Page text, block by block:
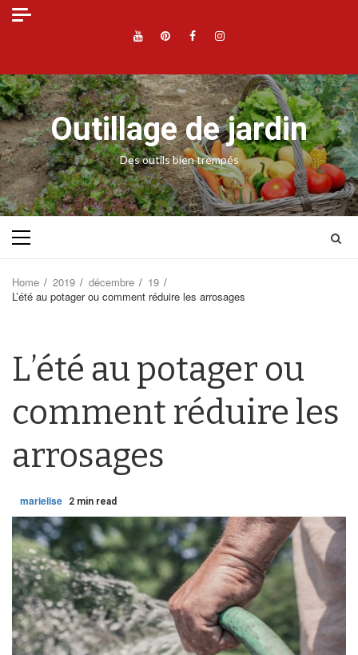
Skip
YouTube
Pinterest
Facebook
Instagram
Outillage de jardin
Des outils bien trempés
Primary
Home 2019 décembre
19
L’été au potager ou comment réduire les arrosages
L’été au potager ou
comment réduire les
arrosages
marielise 2 min read